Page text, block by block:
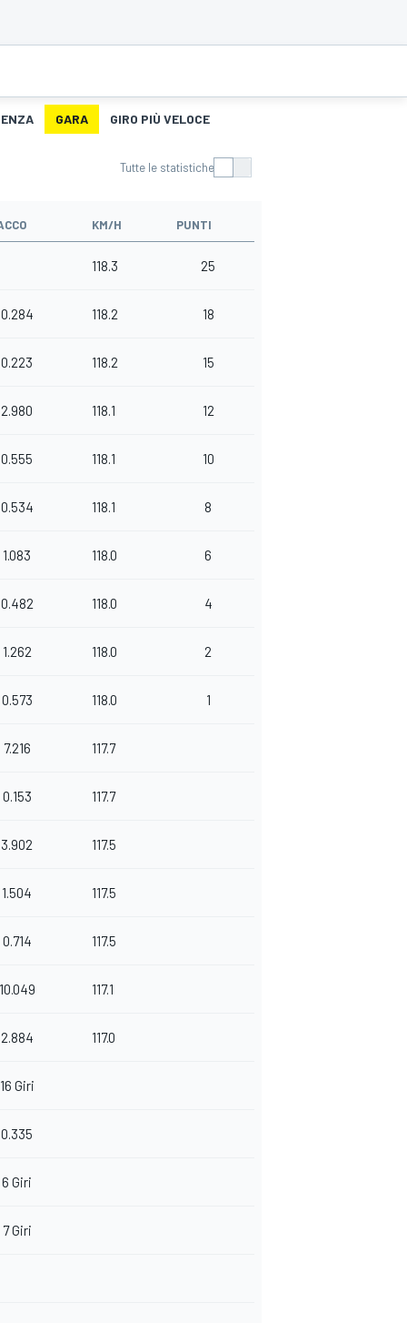
GARA GIRO PIÙ VELOCE
Tutte le statistiche
KM/H PUNTI
118.3 25
0.284 118.2 18
0.223 118.2 15
2.980 118.1 12
0.555 118.1 10
0.534 118.1 8
1.083 118.0 6
0.482 118.0 4
1.262 118.0 2
0.573 118.0 1
7.216 117.7
0.153 117.7
3.902 117.5
1.504 117.5
0.714 117.5
117.1
2.884 117.0
16 Giri
0.335
6 Giri
7 Giri